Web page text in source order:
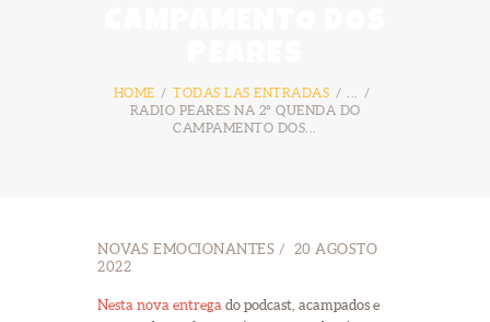
HOME TODAS LAS ENTRADAS
RADIO PEARES NA 2º QUENDA DO
CAMPAMENTO DOS...
NÓS
CONTACTO
NOVAS EMOCIONANTES
20 AGOSTO
2022
Nesta nova entrega do podcast, acampados e